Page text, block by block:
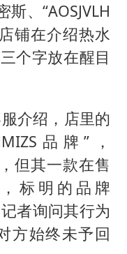
斯、“AOSJVLH
铺在介绍热水
个字放在醒目
介绍，店里的
品牌”，
但其一款在售
标明的品牌
者询问其行为
方始终未予回